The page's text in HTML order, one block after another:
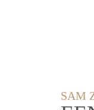
SAM